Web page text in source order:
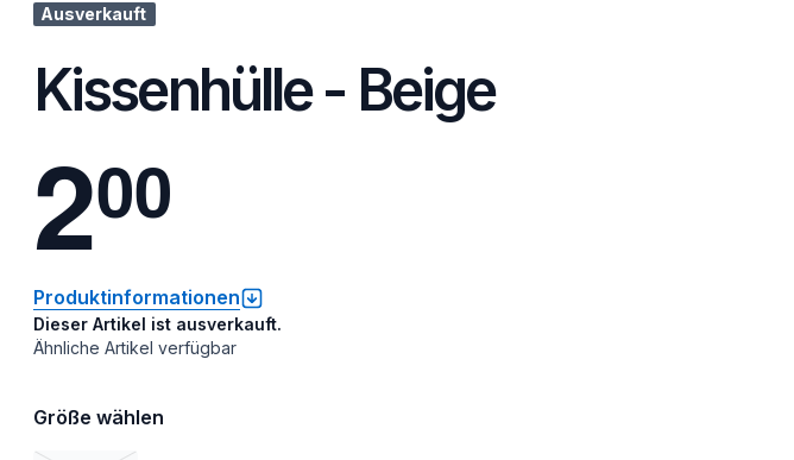
Ausverkauft
Kissenhülle - Beige
200
Produktinformationen
Dieser Artikel ist ausverkauft.
Ähnliche Artikel verfügbar
Größe wählen